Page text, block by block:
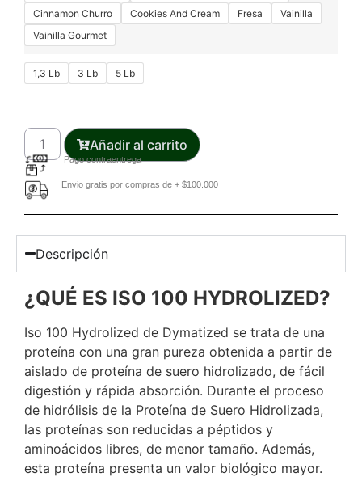
Cinnamon Churro
Cookies And Cream Fresa
Vainilla
Vainilla Gourmet
1,3 Lb 3 Lb 5 Lb
Añadir al carrito
Pago contraentrega
Envio gratis por compras de + $100.000
Descripción
¿QUÉ ES ISO 100 HYDROLIZED?
Iso 100 Hydrolized de Dymatized se trata de una
proteína con una gran pureza obtenida a partir de
aislado de proteína de suero hidrolizado, de fácil
digestión y rápida absorción. Durante el proceso
de hidrólisis de la Proteína de Suero Hidrolizada,
las proteínas son reducidas a péptidos y
aminoácidos libres, de menor tamaño. Además,
esta proteína presenta un valor biológico mayor.